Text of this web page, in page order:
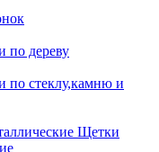
по дереву
по стеклу,камню и
Щетки